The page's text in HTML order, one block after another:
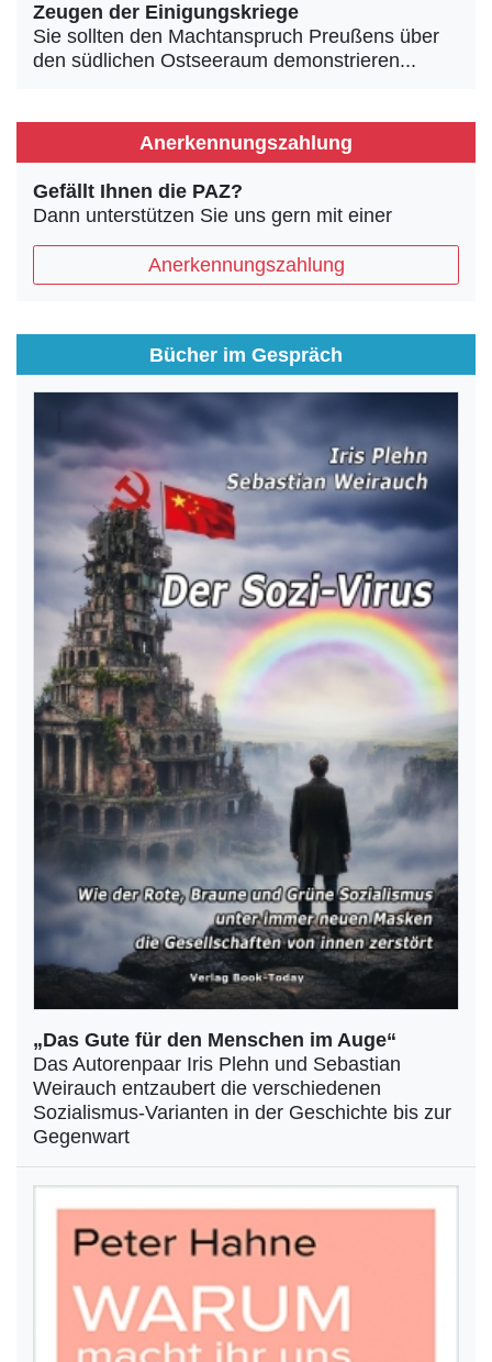
Zeugen der Einigungskriege
Sie sollten den Machtanspruch Preußens über
den südlichen Ostseeraum demonstrieren...
Anerkennungszahlung
Gefällt Ihnen die PAZ?
Dann unterstützen Sie uns gern mit einer
Anerkennungszahlung
Bücher im Gespräch
„Das Gute für den Menschen im Auge“
Das Autorenpaar Iris Plehn und Sebastian
Weirauch entzaubert die verschiedenen
Sozialismus-Varianten in der Geschichte bis zur
Gegenwart